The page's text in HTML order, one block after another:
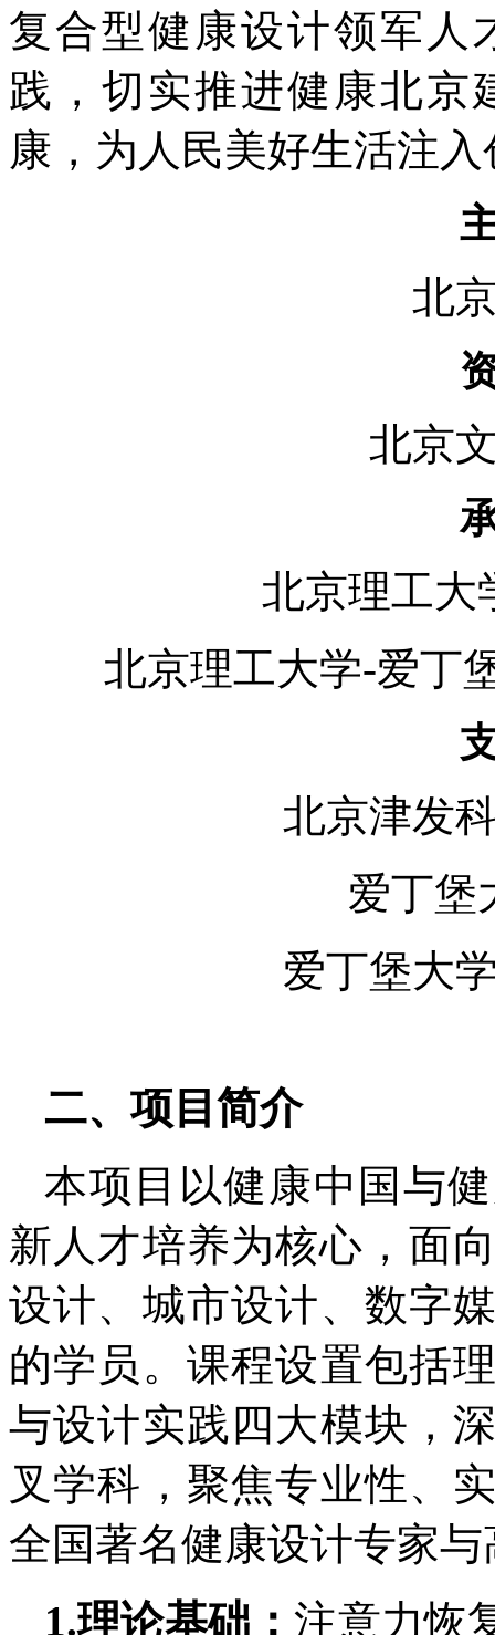
复合型健康设计领军人
践，切实推进健康北京
康，为人民美好生活注
北
北京
北京理工大
北京理工大学-爱丁
北京津发
爱丁堡
爱丁堡大
二、 项目简介
本项目以健康中国与
新人才培养为核心，面
设计、城市设计、数字
的学员。课程设置包括
与设计实践四大模块，
叉学科，聚焦专业性、
全国著名健康设计专家
1.理论基础：注意力恢